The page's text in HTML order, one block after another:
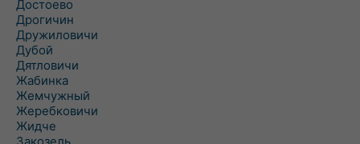
Достоево
Дрогичин
Дружиловичи
Дубой
Дятловичи
Жабинка
Жемчужный
Жеребковичи
Жидче